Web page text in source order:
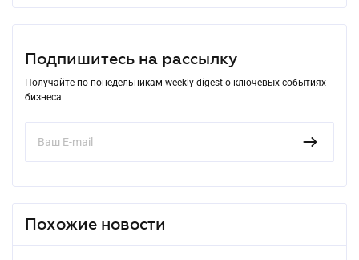
Подпишитесь на рассылку
Получайте по понедельникам weekly-digest о ключевых событиях
бизнеса
Похожие новости